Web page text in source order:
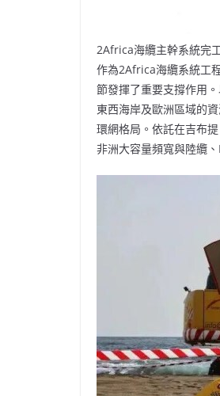
2Africa海纜主幹系統完
作為2Africa海纜系統工
節發揮了重要支撐作用
東西海岸及歐洲區域的
環網格局。依託在吉布
非洲大容量頻寬與陸纜